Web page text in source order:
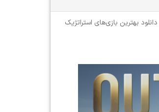
دانلود بهترین بازی‌های استراتژیک